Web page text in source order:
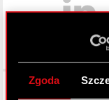
Zgoda